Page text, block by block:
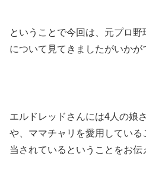
ということで今回は、元プロ
について見てきましたがいかが
エルドレッドさんには4人の娘
や、ママチャリを愛用してい
当されているということをお伝